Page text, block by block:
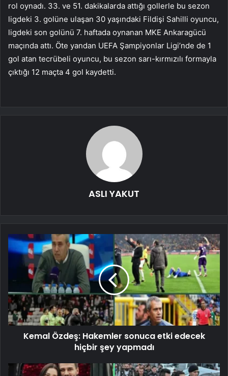
rol oynadı. 33. ve 51. dakikalarda attığı gollerle bu sezon
ligdeki 3. golüne ulaşan 30 yaşındaki Fildişi Sahilli oyuncu,
ligdeki son golünü 7. haftada oynanan MKE Ankaragücü
maçında attı. Öte yandan UEFA Şampiyonlar Ligi’nde de 1
gol atan tecrübeli oyuncu, bu sezon sarı-kırmızılı formayla
çıktığı 12 maçta 4 gol kaydetti.
ASLI YAKUT
Kemal Özdeş: Hakemler sonuca etki edecek
hiçbir şey yapmadı